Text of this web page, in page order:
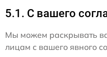
5.1. С вашего
Мы можем раскрывать
лицам с вашего явного